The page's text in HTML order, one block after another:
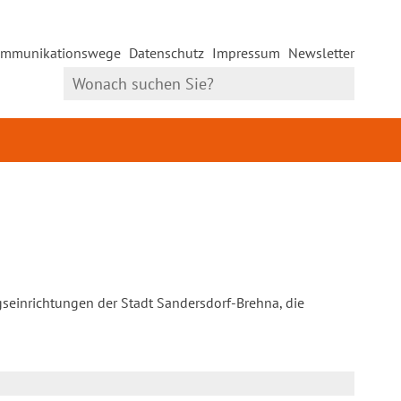
Datenschutz Impressum Newsletter
der Stadt Sandersdorf-Brehna, die